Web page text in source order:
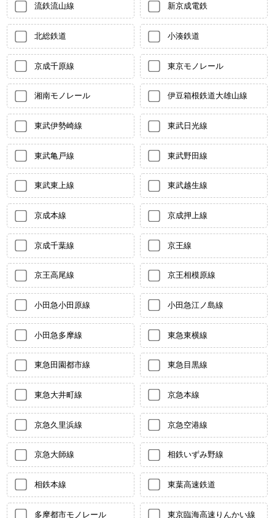
流鉄流山線 新京成電鉄
北総鉄道 小湊鉄道
京成千原線 東京モノレール
湘南モノレール 伊豆箱根鉄道大雄山線
東武伊勢崎線 東武日光線
東武亀戸線 東武野田線
東武東上線 東武越生線
京成本線 京成押上線
京成千葉線 京王線
京王高尾線 京王相模原線
小田急小田原線 小田急江ノ島線
小田急多摩線 東急東横線
東急田園都市線 東急目黒線
東急大井町線 京急本線
京急久里浜線 京急空港線
京急大師線 相鉄いずみ野線
相鉄本線 東葉高速鉄道
多摩都市モノレール 東京臨海高速りんかい線